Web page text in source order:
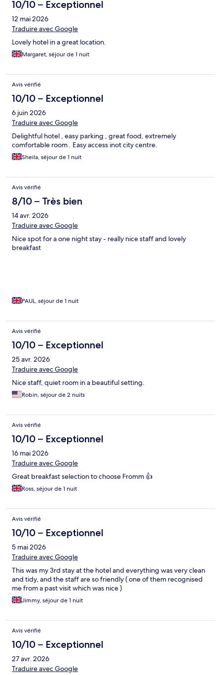
10/10 – Exceptionnel
12 mai 2026
Traduire avec Google
Lovely hotel in a great location.
Margaret, séjour de 1 nuit
Avis vérifié
10/10 – Exceptionnel
6 juin 2026
Traduire avec Google
Delightful hotel , easy parking , great food, extremely
comfortable room . Easy access inot city centre.
Sheila, séjour de 1 nuit
Avis vérifié
8/10 – Très bien
14 avr. 2026
Traduire avec Google
Nice spot for a one night stay - really nice staff and lovely
breakfast
PAUL, séjour de 1 nuit
Avis vérifié
10/10 – Exceptionnel
25 avr. 2026
Traduire avec Google
Nice staff, quiet room in a beautiful setting.
Robin, séjour de 2 nuits
Avis vérifié
10/10 – Exceptionnel
16 mai 2026
Traduire avec Google
Great breakfast selection to choose Fromm 👍
Ross, séjour de 1 nuit
Avis vérifié
10/10 – Exceptionnel
5 mai 2026
Traduire avec Google
This was my 3rd stay at the hotel and everything was very clean
and tidy, and the staff are so friendly ( one of them recognised
me from a past visit which was nice )
Jimmy, séjour de 1 nuit
Avis vérifié
10/10 – Exceptionnel
27 avr. 2026
Traduire avec Google